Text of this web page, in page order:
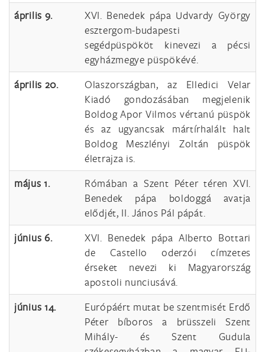
április 9.
XVI. Benedek pápa Udvardy György
esztergom-budapesti
segédpüspököt kinevezi a pécsi
egyházmegye püspökévé.
április 20.
Olaszországban, az Elledici Velar
Kiadó gondozásában megjelenik
Boldog Apor Vilmos vértanú püspök
és az ugyancsak mártírhalált halt
Boldog Meszlényi Zoltán püspök
életrajza is.
május 1.
Rómában a Szent Péter téren XVI.
Benedek pápa boldoggá avatja
elődjét, II. János Pál pápát.
június 6.
XVI. Benedek pápa Alberto Bottari
de Castello oderzói címzetes
érseket nevezi ki Magyarország
apostoli nunciusává.
június 14.
Európáért mutat be szentmisét Erdő
Péter bíboros a brüsszeli Szent
Mihály- és Szent Gudula